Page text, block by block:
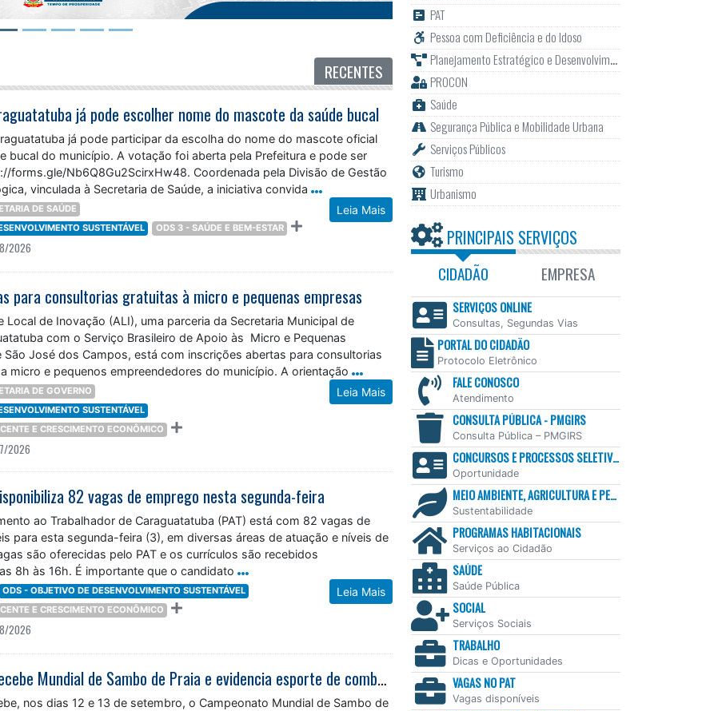
RECENTES
já pode escolher nome do mascote da saúde bucal
já pode participar da escolha do nome do mascote oficial
bucal do município. A votação foi aberta pela Prefeitura e pode ser
forms.gle/Nb6Q8Gu2ScirxHw48. Coordenada pela Divisão de Gestão
vinculada à Secretaria de Saúde, a iniciativa convida
Leia Mais
DE SAÚDE
SUSTENTÁVEL
ODS 3 - SAÚDE E BEM-ESTAR
2026
para consultorias gratuitas à micro e pequenas empresas
Local de Inovação (ALI), uma parceria da Secretaria Municipal de
com o Serviço Brasileiro de Apoio às Micro e Pequenas
São José dos Campos, está com inscrições abertas para consultorias
micro e pequenos empreendedores do município. A orientação
Leia Mais
DE GOVERNO
SUSTENTÁVEL
E CRESCIMENTO ECONÔMICO
2026
82 vagas de emprego nesta segunda-feira
ao Trabalhador de Caraguatatuba (PAT) está com 82 vagas de
para esta segunda-feira (3), em diversas áreas de atuação e níveis de
são oferecidas pelo PAT e os currículos são recebidos
8h às 16h. É importante que o candidato
Leia Mais
ODS - OBJETIVO DE DESENVOLVIMENTO SUSTENTÁVEL
E CRESCIMENTO ECONÔMICO
2026
Caraguatatuba recebe Mundial de Sambo de Praia e evidencia esporte de combate inédito no país
nos dias 12 e 13 de setembro, o Campeonato Mundial de Sambo de
PAT
Pessoa com Deficiência e do Idoso
Planejamento Estratégico e Desenvolvimento
PROCON
Saúde
Segurança Pública e Mobilidade Urbana
Serviços Públicos
Turismo
Urbanismo
PRINCIPAIS SERVIÇOS
CIDADÃO EMPRESA
SERVIÇOS ONLINE
Consultas, Segundas Vias
PORTAL DO CIDADÃO
Protocolo Eletrônico
FALE CONOSCO
Atendimento
CONSULTA PÚBLICA - PMGIRS
Consulta Pública – PMGIRS
CONCURSOS E PROCESSOS SELETIVOS
Oportunidade
MEIO AMBIENTE, AGRICULTURA E PESCA
Sustentabilidade
PROGRAMAS HABITACIONAIS
Serviços ao Cidadão
SAÚDE
Saúde Pública
SOCIAL
Serviços Sociais
TRABALHO
Dicas e Oportunidades
VAGAS NO PAT
Vagas disponíveis